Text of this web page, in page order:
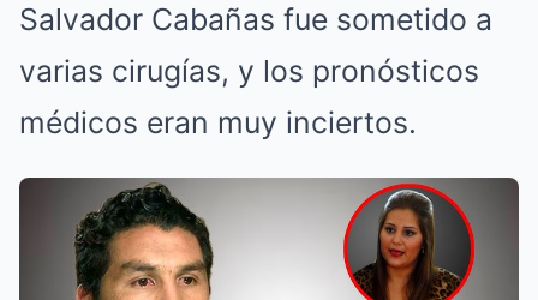
Salvador Cabañas fue sometido a
varias cirugías, y los pronósticos
médicos eran muy inciertos.